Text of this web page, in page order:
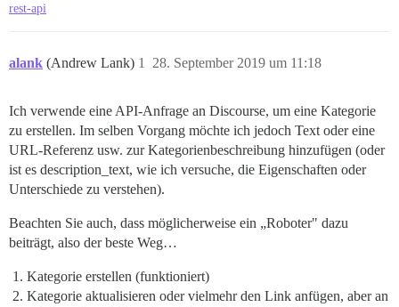
rest-api
alank (Andrew Lank) 28. September 2019 um 11:18
1
Ich verwende eine API-Anfrage an Discourse, um eine Kategorie
zu erstellen. Im selben Vorgang möchte ich jedoch Text oder eine
URL-Referenz usw. zur Kategorienbeschreibung hinzufügen (oder
ist es description_text, wie ich versuche, die Eigenschaften oder
Unterschiede zu verstehen).
Beachten Sie auch, dass möglicherweise ein „Roboter" dazu
beiträgt, also der beste Weg…
Kategorie erstellen (funktioniert)
Kategorie aktualisieren oder vielmehr den Link anfügen, aber an